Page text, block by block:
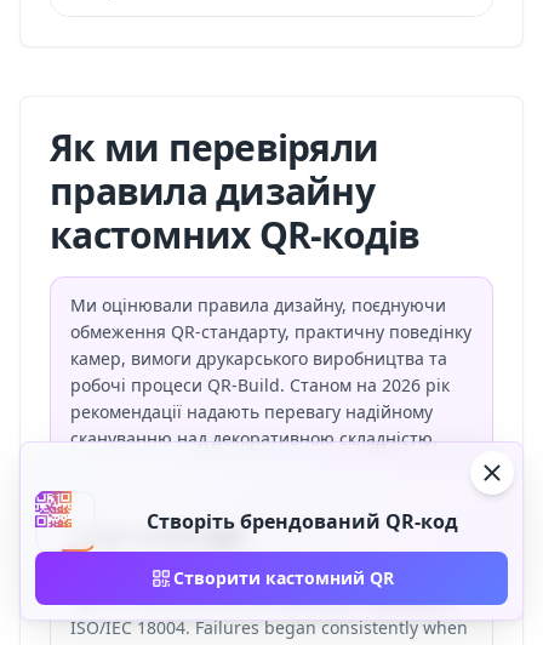
Як ми перевіряли
правила дизайну
кастомних QR-кодів
Ми оцінювали правила дизайну, поєднуючи
обмеження QR-стандарту, практичну поведінку
камер, вимоги друкарського виробництва та
робочі процеси QR-Build. Станом на 2026 рік
рекомендації надають перевагу надійному
скануванню над декоративною складністю.
Logo coverage
We tested center-logo coverage from 20% to 40%
against the Level H error correction rationale in
ISO/IEC 18004. Failures began consistently when
Створіть брендований QR-код
Створити кастомний QR